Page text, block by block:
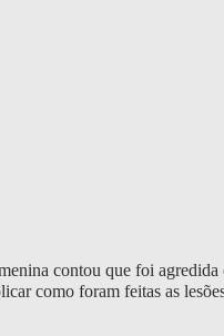
contou que foi
como foram feitas as